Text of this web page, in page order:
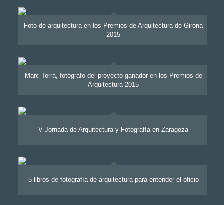
Foto de arquitectura en los Premios de Arquitectura de Girona
2015
Marc Torra, fotógrafo del proyecto ganador en los Premios de
Arquitectura 2015
V Jornada de Arquitectura y Fotografía en Zaragoza
5 libros de fotografía de arquitectura para entender el oficio